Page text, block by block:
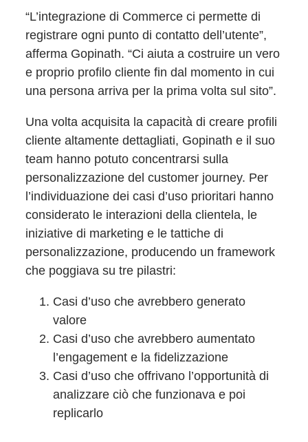
“L’integrazione di Commerce ci permette di
registrare ogni punto di contatto dell’utente”,
afferma Gopinath. “Ci aiuta a costruire un vero
e proprio profilo cliente fin dal momento in cui
una persona arriva per la prima volta sul sito”.
Una volta acquisita la capacità di creare profili
cliente altamente dettagliati, Gopinath e il suo
team hanno potuto concentrarsi sulla
personalizzazione del customer journey. Per
l’individuazione dei casi d’uso prioritari hanno
considerato le interazioni della clientela, le
iniziative di marketing e le tattiche di
personalizzazione, producendo un framework
che poggiava su tre pilastri:
Casi d’uso che avrebbero generato
valore
Casi d’uso che avrebbero aumentato
l’engagement e la fidelizzazione
Casi d’uso che offrivano l’opportunità di
analizzare ciò che funzionava e poi
replicarlo